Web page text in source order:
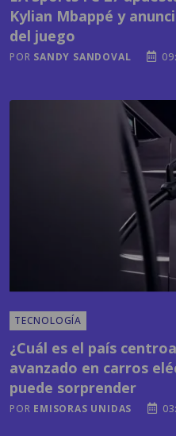
Kylian Mbappé y
del juego
POR SANDY SANDOVAL
TECNOLOGÍA
¿Cuál es el país
avanzado en carros
puede sorprender
POR EMISORAS UNIDAS